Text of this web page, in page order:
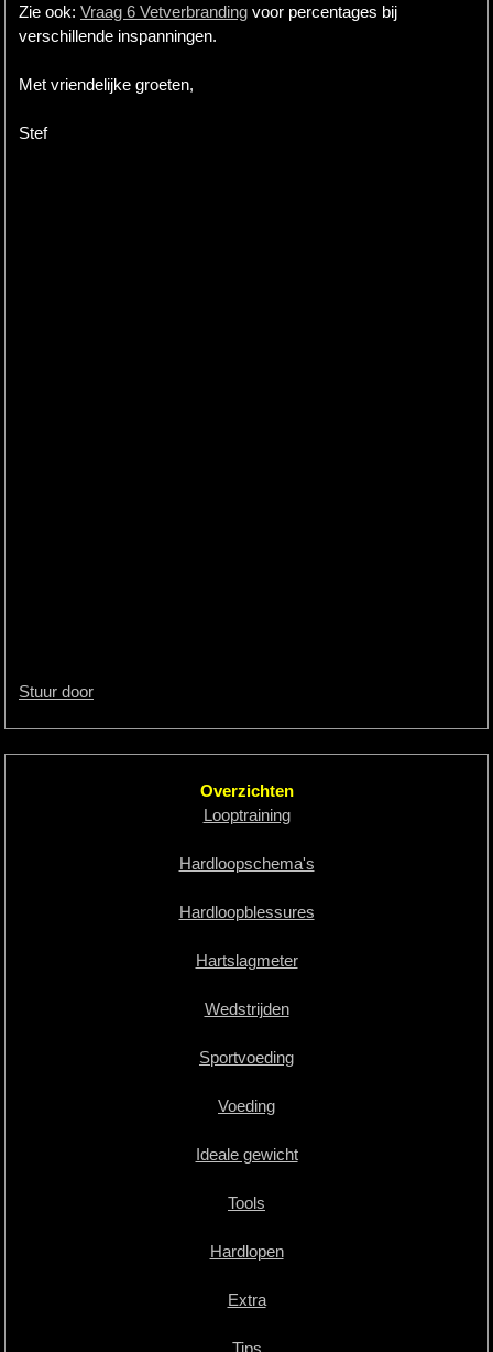
Zie ook: Vraag 6 Vetverbranding voor percentages bij
verschillende inspanningen.
Met vriendelijke groeten,
Stef
Stuur door
Overzichten
Looptraining
Hardloopschema's
Hardloopblessures
Hartslagmeter
Wedstrijden
Sportvoeding
Voeding
Ideale gewicht
Tools
Hardlopen
Extra
Tips